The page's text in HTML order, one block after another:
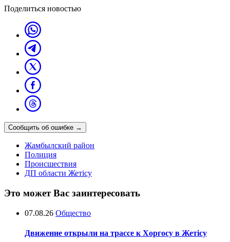
Поделиться новостью
Сообщить об ошибке →
Жамбылский район
Полиция
Происшествия
ДП области Жетісу
Это может Вас заинтересовать
07.08.26 Общество
Движение открыли на трассе к Хоргосу в Жетісу